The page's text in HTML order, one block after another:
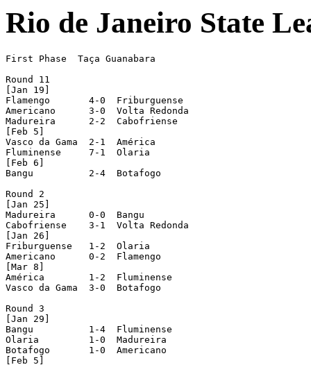
Rio de Janeiro State
First Phase  Taça Guanabara
Round 11
[Jan 19]
Flamengo       4-0  Friburguense
Americano      3-0  Volta Redonda
Madureira      2-2  Cabofriense
[Feb 5]
Vasco da Gama  2-1  América
Fluminense     7-1  Olaria
[Feb 6]
Bangu          2-4  Botafogo
Round 2
[Jan 25]
Madureira      0-0  Bangu
Cabofriense    3-1  Volta Redonda
[Jan 26]
Friburguense   1-2  Olaria
Americano      0-2  Flamengo
[Mar 8]
América        1-2  Fluminense
Vasco da Gama  3-0  Botafogo
Round 3
[Jan 29]
Bangu          1-4  Fluminense
Olaria         1-0  Madureira
Botafogo       1-0  Americano
[Feb 5]